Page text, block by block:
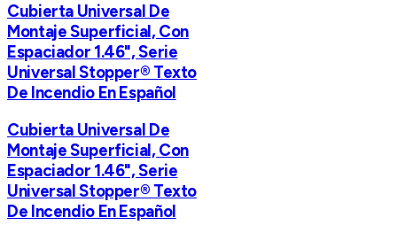
Cubierta Universal De
Montaje Superficial, Con
Espaciador 1.46", Serie
Universal Stopper® Texto
De Incendio En Español
Cubierta Universal De
Montaje Superficial, Con
Espaciador 1.46", Serie
Universal Stopper® Texto
De Incendio En Español